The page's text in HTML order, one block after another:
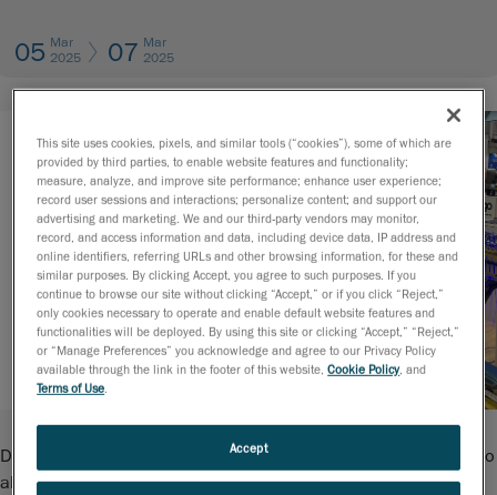
05 Mar
2025
07 Mar
2025
Da 23 edizioni MECSPE è il più grande appuntamento dedicato
alle innovazioni per l’industria manifatturiera.
This site uses cookies, pixels, and similar tools (“cookies”), some of which are
provided by third parties, to enable website features and functionality;
measure, analyze, and improve site performance; enhance user experience;
record user sessions and interactions; personalize content; and support our
advertising and marketing. We and our third-party vendors may monitor,
record, and access information and data, including device data, IP address and
online identifiers, referring URLs and other browsing information, for these and
similar purposes. By clicking Accept, you agree to such purposes. If you
continue to browse our site without clicking “Accept,” or if you click “Reject,”
only cookies necessary to operate and enable default website features and
functionalities will be deployed. By using this site or clicking “Accept,” “Reject,”
or “Manage Preferences” you acknowledge and agree to our Privacy Policy
available through the link in the footer of this website,Cookie Policy, and
Terms of Use
Accept